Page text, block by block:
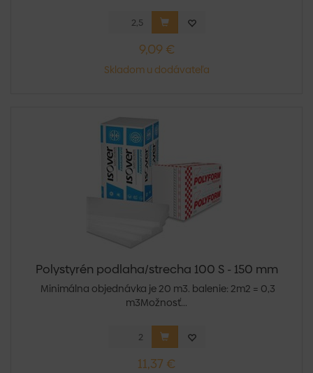
9,09 €
Skladom u dodávateľa
Polystyrén podlaha/strecha 100 S - 150 mm
Minimálna objednávka je 20 m3. balenie: 2m2 = 0,3
m3Možnosť...
11,37 €